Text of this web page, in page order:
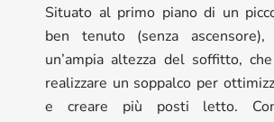
Situato al primo piano di un
ben tenuto (senza
un’ampia altezza del soffitto,
realizzare un soppalco per
e creare più posti letto.